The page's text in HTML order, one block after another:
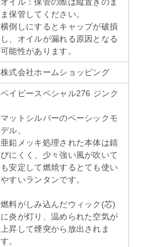
ま保管してください。
横倒しにするとキャップが破損
し、オイルが漏れる原因となる
可能性があります。
株式会社ホームショッピング
ベイビースペシャル276 ジンク
マットシルバーのベーシックモ
デル。
亜鉛メッキ処理された本体は錆
びにくく、少々強い風が吹いて
も安定して燃焼するとても使い
やすいランタンです。
燃料がしみ込んだウィック(芯)
に炎が灯り、温められた空気が
上昇して煙突から放出されま
す。